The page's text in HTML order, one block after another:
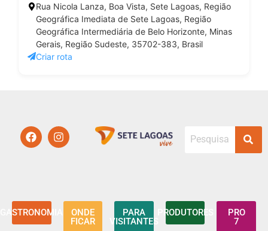
Rua Nicola Lanza, Boa Vista, Sete Lagoas, Região
Geográfica Imediata de Sete Lagoas, Região
Geográfica Intermediária de Belo Horizonte, Minas
Gerais, Região Sudeste, 35702-383, Brasil
Criar rota
GASTRONOMIA
ONDE
FICAR
PARA
VISITANTES
PRODUTORES
PRO
7